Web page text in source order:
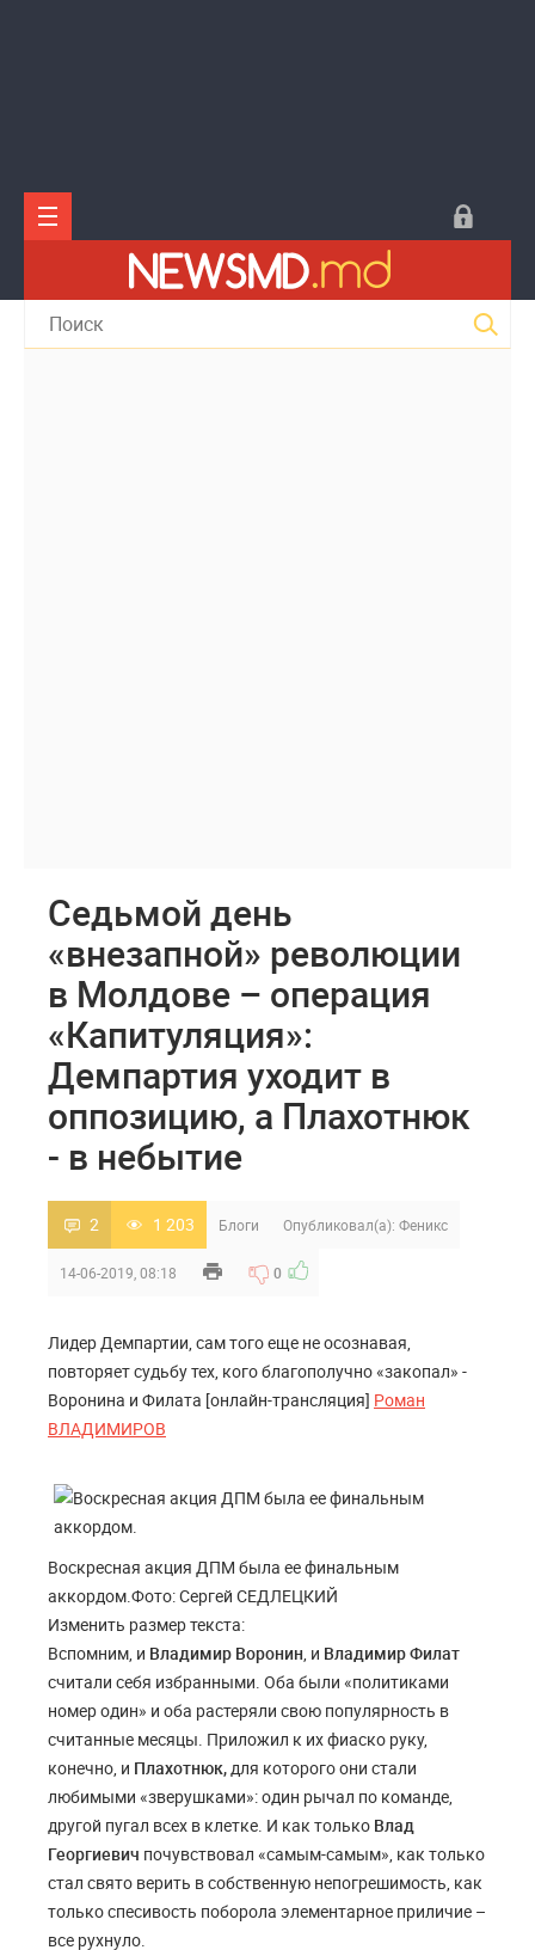
Седьмой день
«внезапной» революции
в Молдове – операция
«Капитуляция»:
Демпартия уходит в
оппозицию, а Плахотнюк
- в небытие
2 1 203 Блоги Опубликовал(а): Феникс
14-06-2019, 08:18 0
Лидер Демпартии, сам того еще не осознавая,
повторяет судьбу тех, кого благополучно «закопал» -
Воронина и Филата [онлайн-трансляция] Роман
ВЛАДИМИРОВ
Воскресная акция ДПМ была ее финальным
аккордом.Фото: Сергей СЕДЛЕЦКИЙ
Изменить размер текста:
Вспомним, и Владимир Воронин, и Владимир Филат
считали себя избранными. Оба были «политиками
номер один» и оба растеряли свою популярность в
считанные месяцы. Приложил к их фиаско руку,
конечно, и Плахотнюк,для которого они стали
любимыми «зверушками»: один рычал по команде,
другой пугал всех в клетке. И как только Влад
Георгиевич почувствовал «самым-самым», как только
стал свято верить в собственную непогрешимость, как
только спесивость поборола элементарное приличие –
все рухнуло.